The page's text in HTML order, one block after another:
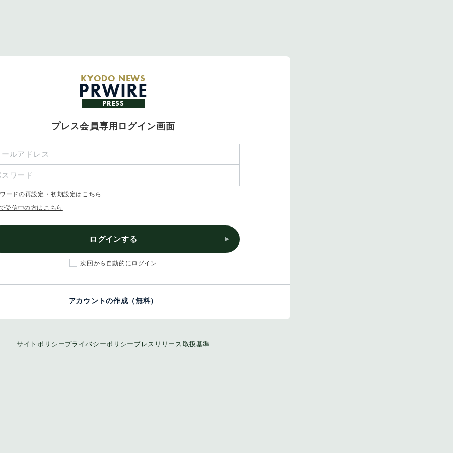
KYODO NEWS
PRWIRE
PRESS
プレス会員専用ログイン画面
ードの再設定・初期設定はこちら
受信中の方はこちら
ログインする
次回から自動的にログイン
アカウントの作成（無料）
サイトポリシープライバシーポリシー プレスリリース取扱基準